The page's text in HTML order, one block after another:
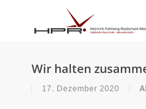
Wir halten
17. Dezember 2020